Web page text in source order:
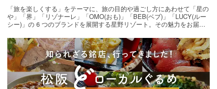
「旅を楽しくする」をテーマに、旅の目的や過ごし方にあわせて「星の
や」「界」「リゾナーレ」「OMO(おも)」「BEB(ベブ)」「LUCY(ルー
シー)」の 6 つのブランドを展開する星野リゾート。その魅力をお届け